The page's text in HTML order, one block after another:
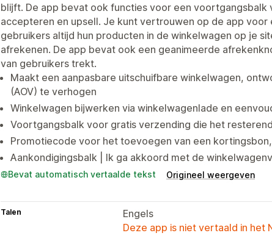
blijft. De app bevat ook functies voor een
accepteren en upsell. Je kunt vertrouwen op de app
gebruikers altijd hun producten in de winkelwagen op je
afrekenen. De app bevat ook een geanimeerde
van gebruikers trekt.
Maakt een aanpasbare uitschuifbare winkelwagen,
(AOV) te verhogen
Winkelwagen bijwerken via winkelwagenlade en
Voortgangsbalk voor gratis verzending die het
Promotiecode voor het toevoegen van een
Aankondigingsbalk | Ik ga akkoord met de
Bevat automatisch vertaalde tekst Origineel weergeven
Talen
Engels
Deze app is niet vertaald in het